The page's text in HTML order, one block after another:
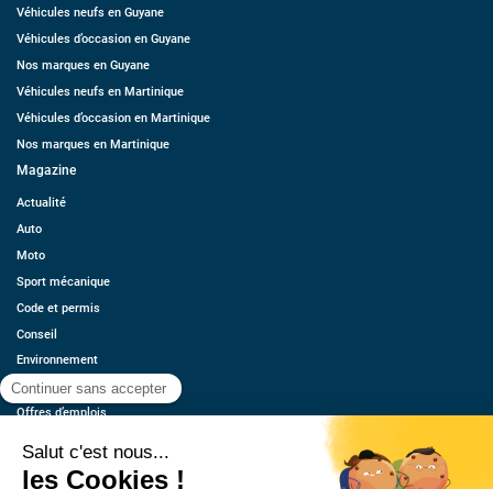
Véhicules neufs en Guyane
Véhicules d’occasion en Guyane
Nos marques en Guyane
Véhicules neufs en Martinique
Véhicules d’occasion en Martinique
Nos marques en Martinique
Magazine
Actualité
Auto
Moto
Sport mécanique
Code et permis
Conseil
Environnement
Économie
Offres d’emplois
Contact